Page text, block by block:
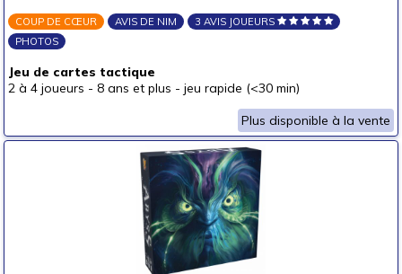
COUP DE CŒUR AVIS DE NIM
3 AVIS JOUEURS
PHOTOS
Jeu de cartes tactique
2 à 4 joueurs - 8 ans et plus - jeu rapide (<30 min)
Plus disponible à la vente